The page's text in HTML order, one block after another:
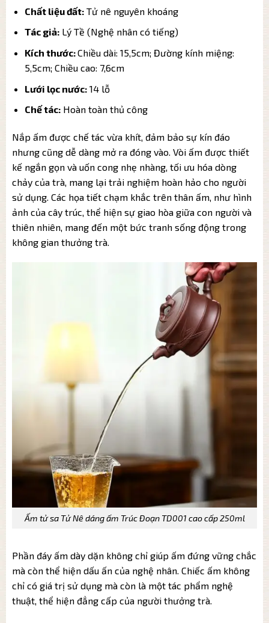
Chất liệu đất:Tử nê nguyên khoáng
Tác giả:Lý Tề (Nghệ nhân có tiếng)
Kích thước:Chiều dài: 15,5cm; Đường kính miệng:
5,5cm; Chiều cao: 7,6cm
Lưới lọc nước:14 lỗ
Chế tác:Hoàn toàn thủ công
Nắp ấm được chế tác vừa khít, đảm bảo sự kín đáo
nhưng cũng dễ dàng mở ra đóng vào. Vòi ấm được thiết
kế ngắn gọn và uốn cong nhẹ nhàng, tối ưu hóa dòng
chảy của trà, mang lại trải nghiệm hoàn hảo cho người
sử dụng. Các họa tiết chạm khắc trên thân ấm, như hình
ảnh của cây trúc, thể hiện sự giao hòa giữa con người và
thiên nhiên, mang đến một bức tranh sống động trong
không gian thưởng trà.
Ấm tử sa Tử Nê dáng ấm Trúc Đoạn TD001 cao cấp 250ml
Phần đáy ấm dày dặn không chỉ giúp ấm đứng vững chắc
mà còn thể hiện dấu ấn của nghệ nhân. Chiếc ấm không
chỉ có giá trị sử dụng mà còn là một tác phẩm nghệ
thuật, thể hiện đẳng cấp của người thưởng trà.